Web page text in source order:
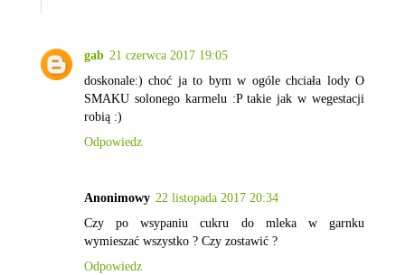
gab 21 czerwca 2017 19:05
doskonale:) choć ja to bym w ogóle chciała lody O
SMAKU solonego karmelu :P takie jak w wegestacji
robią :)
Odpowiedz
Anonimowy 22 listopada 2017 20:34
Czy po wsypaniu cukru do mleka w garnku
wymieszać wszystko ? Czy zostawić ?
Odpowiedz